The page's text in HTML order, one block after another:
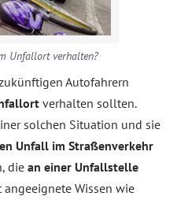
Unfallort verhalten?
Autofahrern
verhalten sollten.
solchen Situation und sie
Unfall im Straßenverkehr
die an einer Unfallstelle
angeeignete Wissen wie